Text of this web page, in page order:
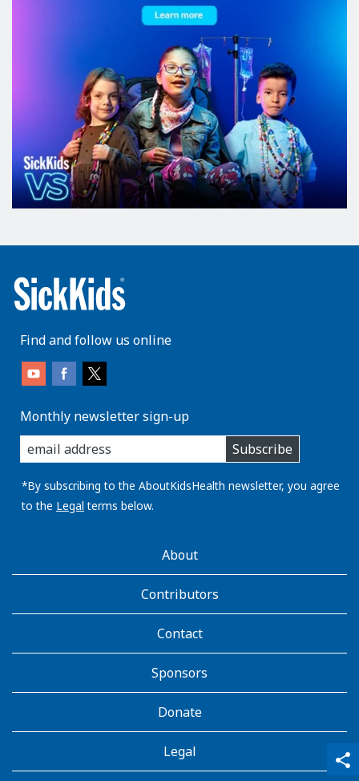
share
qr_code_scanner
content_copy
Find and follow us online
Monthly newsletter sign-up
enter
you
email
address:
Subscribe
*By subscribing to the AboutKidsHealth newsletter, you agree
to the Legal terms below.
AboutKidsHealthAbout
Contributors
Contact
Sponsors
Donate
Legal